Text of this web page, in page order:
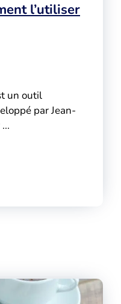
l’utiliser
un outil
par Jean-